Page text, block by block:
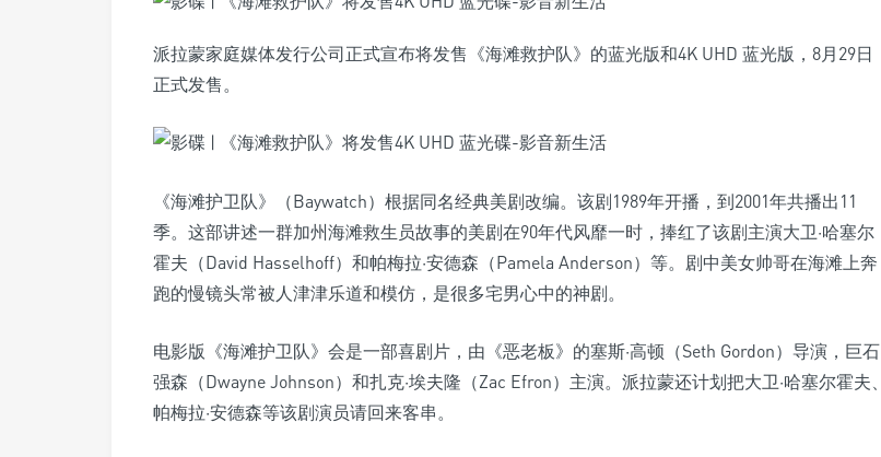
派拉蒙家庭媒体发行公司正式宣布将发售《海滩救护队》的蓝光版和4K UHD 蓝光版，8月29日
正式发售。
《海滩护卫队》（Baywatch）根据同名经典美剧改编。该剧1989年开播，到2001年共播出11
季。这部讲述一群加州海滩救生员故事的美剧在90年代风靡一时，捧红了该剧主演大卫·哈塞尔
霍夫（David Hasselhoff）和帕梅拉·安德森（Pamela Anderson）等。剧中美女帅哥在海滩上奔
跑的慢镜头常被人津津乐道和模仿，是很多宅男心中的神剧。
电影版《海滩护卫队》会是一部喜剧片，由《恶老板》的塞斯·高顿（Seth Gordon）导演，巨石
强森（Dwayne Johnson）和扎克·埃夫隆（Zac Efron）主演。派拉蒙还计划把大卫·哈塞尔霍夫、
帕梅拉·安德森等该剧演员请回来客串。